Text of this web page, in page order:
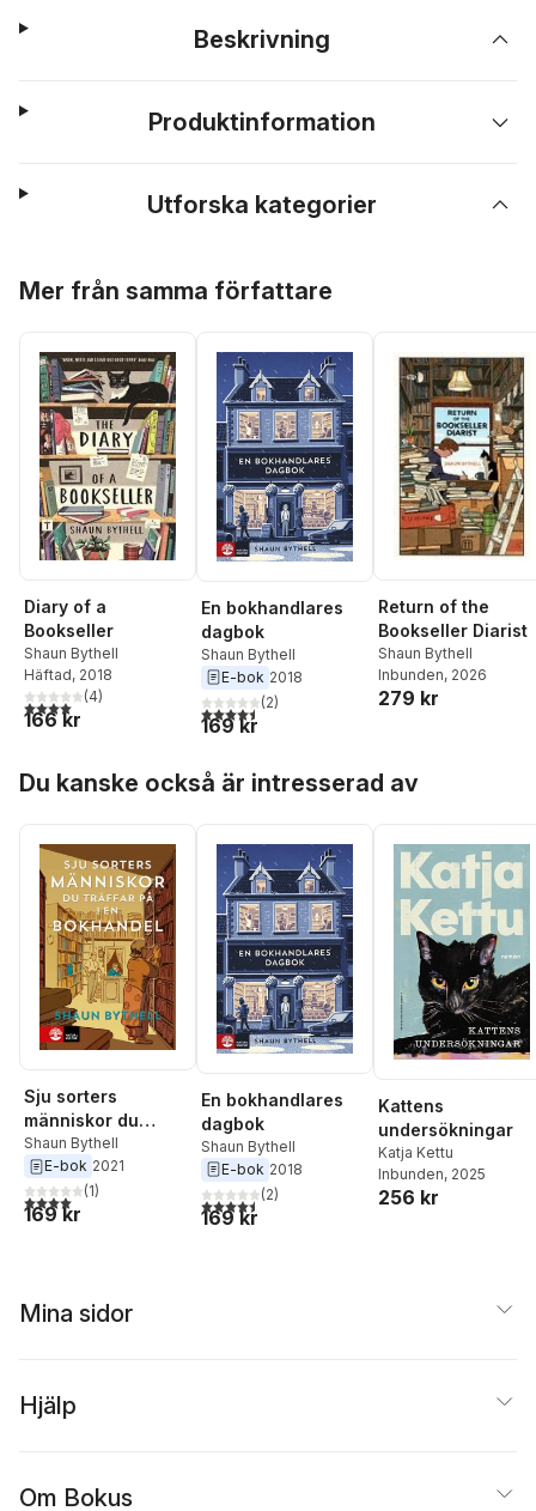
Beskrivning
Produktinformation
Utforska kategorier
Mer från samma författare
Diary of a
Bookseller
Shaun Bythell
Häftad, 2018
4,0utav 5 stjärnor. Totalt antal röster:
(4)
166 kr
En bokhandlares
dagbok
Shaun Bythell
E-bok 2018
4,5utav 5 stjärnor. Totalt antal röster:
(2)
169 kr
Return of the
Bookseller Diarist
Shaun Bythell
Inbunden, 2026
279 kr
Du kanske också är intresserad av
Sju sorters
människor du
träffar på i en
bokhandel
Shaun Bythell
E-bok 2021
4,0utav 5 stjärnor. Totalt antal röster:
(1)
169 kr
En bokhandlares
dagbok
Shaun Bythell
E-bok 2018
4,5utav 5 stjärnor. Totalt antal röster:
(2)
169 kr
Kattens
undersökningar
Katja Kettu
Inbunden, 2025
256 kr
Mina sidor
Hjälp
Om Bokus